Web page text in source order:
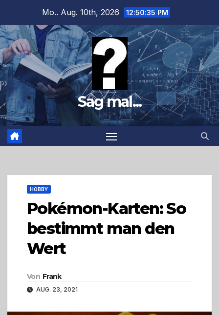
springen
Mo.. Aug. 10th, 2026 12:50:37 PM
Sag mal...
HOBBY
Pokémon-Karten: So
bestimmt man den
Wert
Von Frank
AUG. 23, 2021